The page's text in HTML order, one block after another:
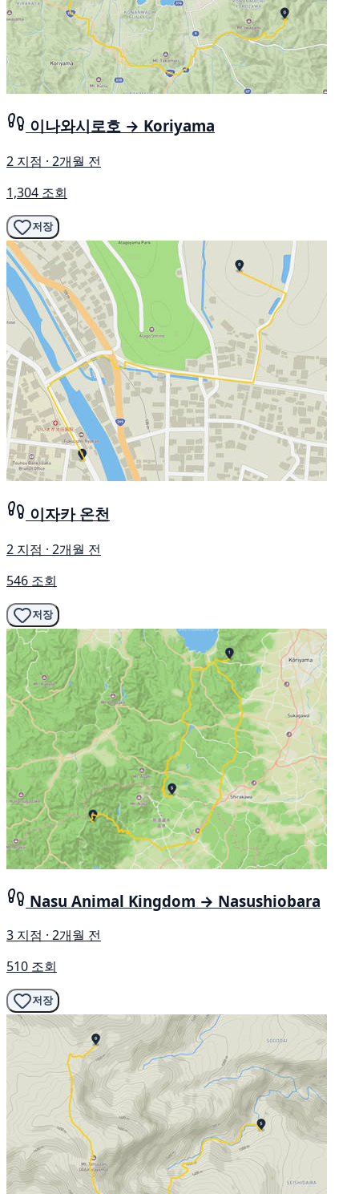
이나와시로호 → Koriyama
2 지점 · 2개월 전
1,304 조회
저장
이자카 온천
2 지점 · 2개월 전
546 조회
저장
Nasu Animal Kingdom → Nasushiobara
3 지점 · 2개월 전
510 조회
저장